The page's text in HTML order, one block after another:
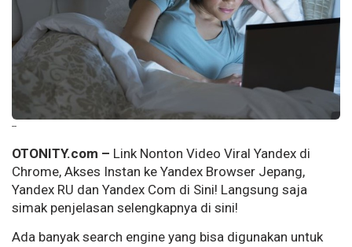
--
OTONITY.com – Link Nonton Video Viral Yandex di
Chrome, Akses Instan ke Yandex Browser Jepang,
Yandex RU dan Yandex Com di Sini! Langsung saja
simak penjelasan selengkapnya di sini!
Ada banyak search engine yang bisa digunakan untuk